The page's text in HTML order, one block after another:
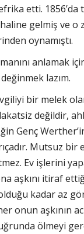
etti.
haline gelmiş ve o
oynamıştı.
anlamak
lazım.
bir melek
değildir,
Genç
Mutsuz bir
Ev işlerini
aşkını itiraf
kadar az
onun aşkının
ölmeyi